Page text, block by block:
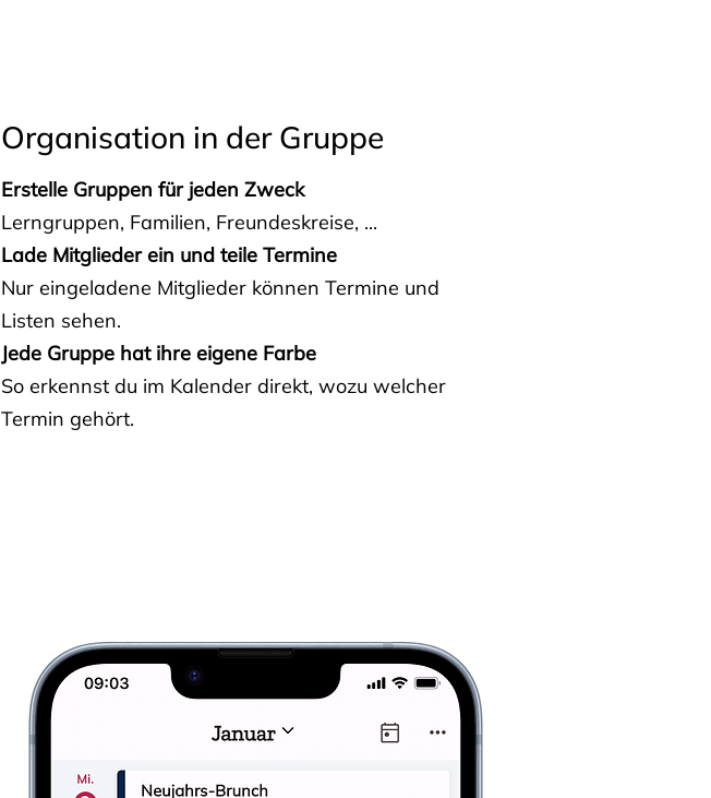
Organisation in der Gruppe
Erstelle Gruppen für jeden Zweck
Lerngruppen, Familien, Freundeskreise, ...
Lade Mitglieder ein und teile Termine
Nur eingeladene Mitglieder können Termine und
Listen sehen.
Jede Gruppe hat ihre eigene Farbe
So erkennst du im Kalender direkt, wozu welcher
Termin gehört.